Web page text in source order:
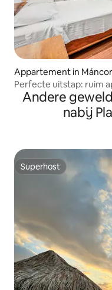
Appartement in
Perfecte uitstap: ruim
Andere
nabij
Superhost
Superhost